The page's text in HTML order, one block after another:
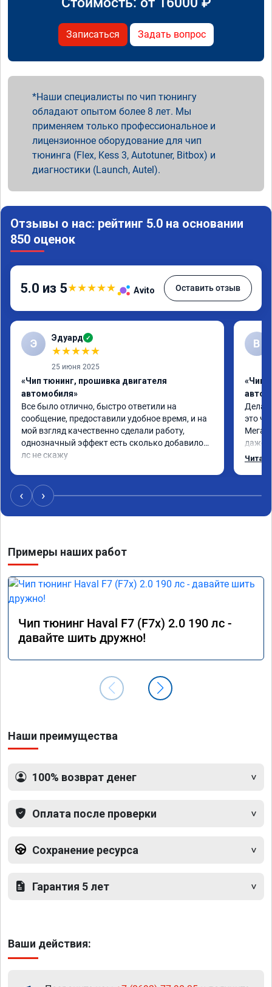
Записаться Задать вопрос
Наши специалисты по чип тюнингу
обладают опытом более 8 лет. Мы
применяем только профессиональное и
лицензионное оборудование для чип
тюнинга (Flex, Kess 3, Autotuner, Bitbox) и
диагностики (Launch, Autel).
Отзывы о нас: рейтинг 5.0 на основании
850 оценок
5.0 из 5★★★★★ Avito Оставить отзыв
Э Эдуард ✓
★★★★★
25 июня 2025
«Чип тюнинг, прошивка двигателя
автомобиля»
Все было отлично, быстро ответили на
сообщение, предоставили удобное время, и на
мой взгляд качественно сделали работу,
однозначный эффект есть сколько добавилось
лс не скажу
В
«Чип
Делал
это
Мега
даже
одно
‹ ›
Примеры наших работ
Чип тюнинг Haval F7 (F7x) 2.0 190 лс -
давайте шить дружно!
Наши преимущества
100% возврат денег
Оплата после проверки
Сохранение ресурса
Гарантия 5 лет
Ваши действия: